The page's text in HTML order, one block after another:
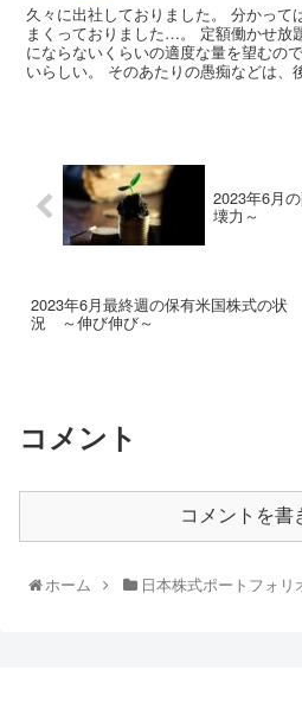
久々に出社しておりました。 分かって
まくっておりました…。 定額働かせ放
にならないくらいの適度な量を望むの
いらしい。 そのあたりの愚痴などは、
2023年6月
壊力～
2023年6月最終週の保有米国株式の状
況 ～伸び伸び～
コメント
コメントを書
ホーム 日本株式ポートフォリ